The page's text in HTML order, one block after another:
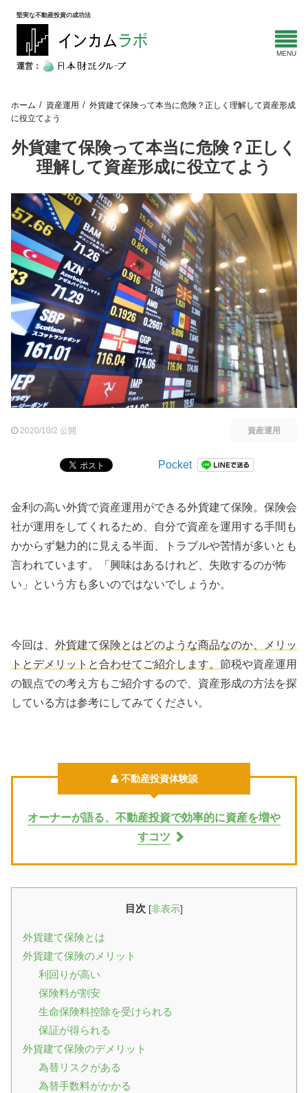
堅実な不動産投資の成功法
運営：
ホーム 資産運用
外貨建て保険って本当に危険？正しく理解して資産形成
に役立てよう
外貨建て保険って本当に危険？正しく
理解して資産形成に役立てよう
2020/10/2 公開 資産運用
Pocket
金利の高い外貨で資産運用ができる外貨建て保険。保険会
社が運用をしてくれるため、自分で資産を運用する手間も
かからず魅力的に見える半面、トラブルや苦情が多いとも
言われています。「興味はあるけれど、失敗するのが怖
い」という方も多いのではないでしょうか。
今回は、 外貨建て保険とはどのような商品なのか、メリッ
トとデメリットと合わせてご紹介 します。 節税や資産運用
の観点での考え方もご紹介するので、資産形成の方法を探
している方は参考にしてみてください。
不動産投資体験談
オーナーが語る、不動産投資で効率的に資産を増や
すコツ
目次 [非表示]
外貨建て保険とは
外貨建て保険のメリット
利回りが高い
保険料が割安
生命保険料控除を受けられる
保証が得られる
外貨建て保険のデメリット
為替リスクがある
為替手数料がかかる